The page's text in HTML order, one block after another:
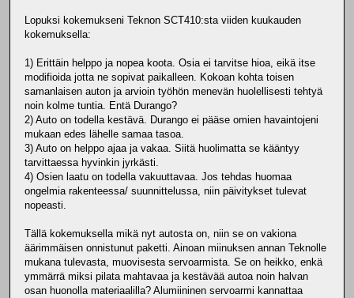
Lopuksi kokemukseni Teknon SCT410:sta viiden kuukauden
kokemuksella:
1) Erittäin helppo ja nopea koota. Osia ei tarvitse hioa, eikä itse
modifioida jotta ne sopivat paikalleen. Kokoan kohta toisen
samanlaisen auton ja arvioin työhön menevän huolellisesti tehtyä
noin kolme tuntia. Entä Durango?
2) Auto on todella kestävä. Durango ei pääse omien havaintojeni
mukaan edes lähelle samaa tasoa.
3) Auto on helppo ajaa ja vakaa. Siitä huolimatta se kääntyy
tarvittaessa hyvinkin jyrkästi.
4) Osien laatu on todella vakuuttavaa. Jos tehdas huomaa
ongelmia rakenteessa/ suunnittelussa, niin päivitykset tulevat
nopeasti.
Tällä kokemuksella mikä nyt autosta on, niin se on vakiona
äärimmäisen onnistunut paketti. Ainoan miinuksen annan Teknolle
mukana tulevasta, muovisesta servoarmista. Se on heikko, enkä
ymmärrä miksi pilata mahtavaa ja kestävää autoa noin halvan
osan huonolla materiaalilla? Alumiininen servoarmi kannattaa